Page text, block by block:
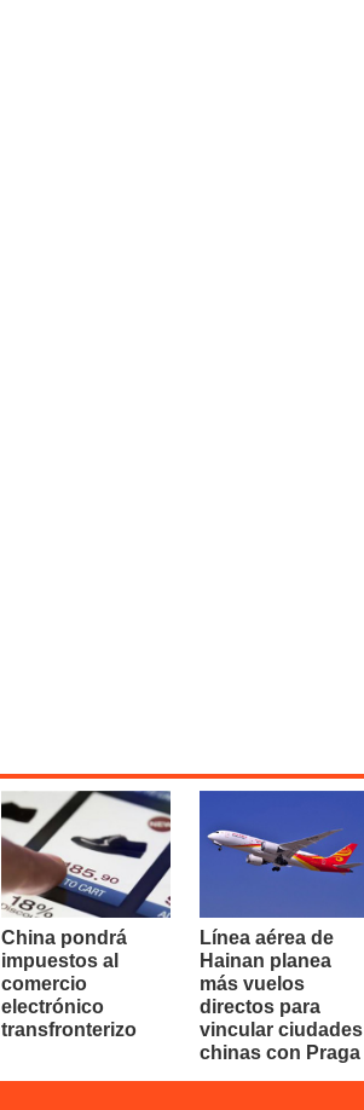
China pondrá
impuestos al
comercio
electrónico
transfronterizo
Línea aérea de
Hainan planea
más vuelos
directos para
vincular ciudades
chinas con Praga